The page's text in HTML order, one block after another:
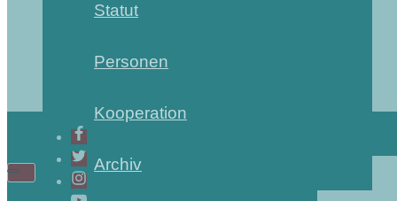
Statut
Personen
Kooperation
Archiv
Navigations-
Navigations-